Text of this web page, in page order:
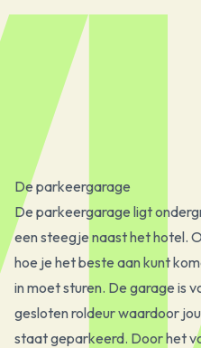
De parkeergarage
De parkeergarage ligt
een steegje naast het hotel.
hoe je het beste aan kunt
in moet sturen. De garage is
gesloten roldeur waardoor
staat geparkeerd. Door het